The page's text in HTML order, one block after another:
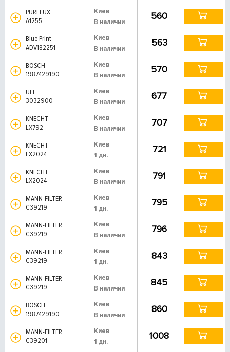
PURFLUX
A1255
Киев
В наличии
560
Blue Print
ADV182251
Киев
В наличии
563
BOSCH
1987429190
Киев
В наличии
570
UFI
3032900
Киев
В наличии
677
KNECHT
LX792
Киев
В наличии
707
KNECHT
LX2024
Киев
1 дн.
721
KNECHT
LX2024
Киев
В наличии
791
MANN-FILTER
C39219
Киев
1 дн.
795
MANN-FILTER
C39219
Киев
В наличии
796
MANN-FILTER
C39219
Киев
1 дн.
843
MANN-FILTER
C39219
Киев
В наличии
845
BOSCH
1987429190
Киев
В наличии
860
MANN-FILTER
C39201
Киев
1 дн.
1008